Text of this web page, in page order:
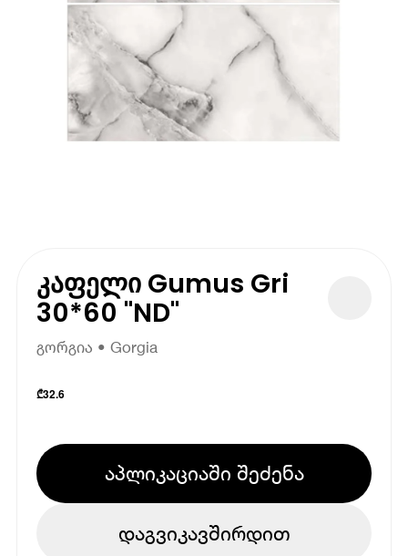
კაფელი Gumus Gri
30*60 "ND"
გორგია • Gorgia
₾32.6
აპლიკაციაში შეძენა
დაგვიკავშირდით